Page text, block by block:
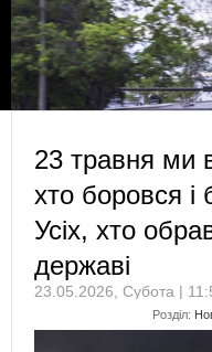
23 травня ми
хто боровся і
Усіх, хто
державі
23.05.2026, Субота |
Розділ: